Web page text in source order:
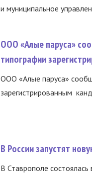
и муниципальное
ООО «Алые паруса»
типографии
ООО «Алые паруса»
зарегистрированным
В России запустят
В Ставрополе состоялась